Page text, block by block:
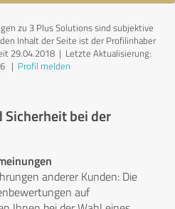
zu 3 Plus Solutions sind subjektive
Inhalt der Seite ist der Profilinhaber
29.04.2018 | Letzte Aktualisierung:
| Profil melden
Sicherheit bei der
anderer Kunden: Die
auf